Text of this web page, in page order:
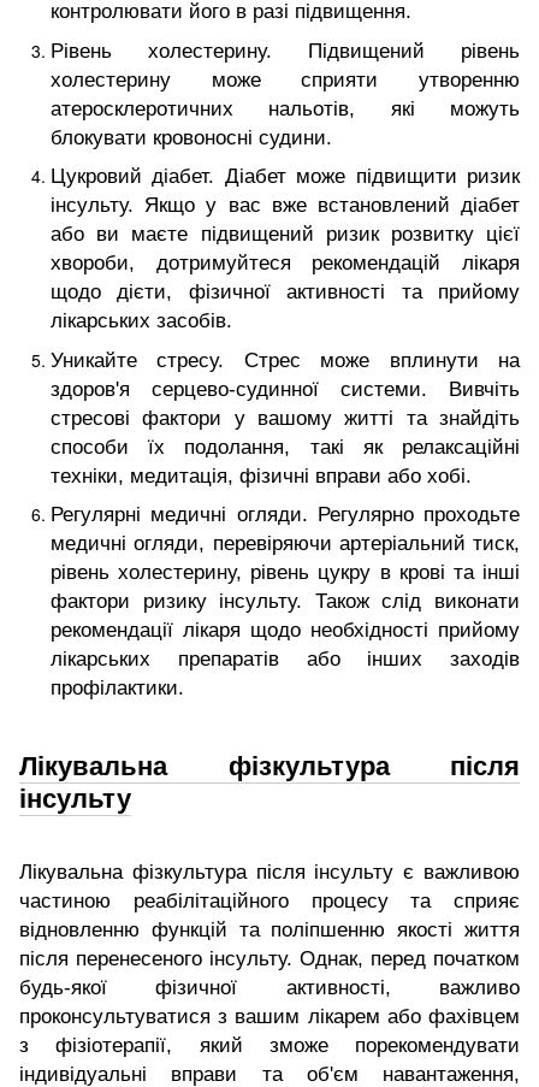
контролювати його в разі підвищення.
Рівень холестерину. Підвищений рівень
холестерину може сприяти утворенню
атеросклеротичних нальотів, які можуть
блокувати кровоносні судини.
Цукровий діабет. Діабет може підвищити ризик
інсульту. Якщо у вас вже встановлений діабет
або ви маєте підвищений ризик розвитку цієї
хвороби, дотримуйтеся рекомендацій лікаря
щодо дієти, фізичної активності та прийому
лікарських засобів.
Уникайте стресу. Стрес може вплинути на
здоров'я серцево-судинної системи. Вивчіть
стресові фактори у вашому житті та знайдіть
способи їх подолання, такі як релаксаційні
техніки, медитація, фізичні вправи або хобі.
Регулярні медичні огляди. Регулярно проходьте
медичні огляди, перевіряючи артеріальний тиск,
рівень холестерину, рівень цукру в крові та інші
фактори ризику інсульту. Також слід виконати
рекомендації лікаря щодо необхідності прийому
лікарських препаратів або інших заходів
профілактики.
Лікувальна фізкультура після
інсульту
Лікувальна фізкультура після інсульту є важливою
частиною реабілітаційного процесу та сприяє
відновленню функцій та поліпшенню якості життя
після перенесеного інсульту. Однак, перед початком
будь-якої фізичної активності, важливо
проконсультуватися з вашим лікарем або фахівцем
з фізіотерапії, який зможе порекомендувати
індивідуальні вправи та об'єм навантаження,